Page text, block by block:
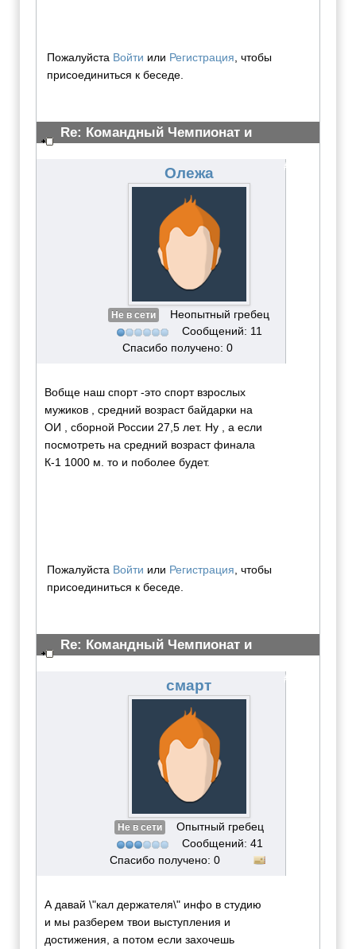
Пожалуйста Войти или Регистрация, чтобы
присоединиться к беседе.
Re: Командный Чемпионат и
#3074
Олежа
Не в сети
Неопытный гребец
Сообщений: 11
Спасибо получено: 0
Вобще наш спорт -это спорт взрослых
мужиков , средний возраст байдарки на
ОИ , сборной России 27,5 лет. Ну , а если
посмотреть на средний возраст финала
К-1 1000 м. то и поболее будет.
Пожалуйста Войти или Регистрация, чтобы
присоединиться к беседе.
Re: Командный Чемпионат и
#3075
смарт
Не в сети
Опытный гребец
Сообщений: 41
Спасибо получено: 0
А давай \"кал держателя\" инфо в студию
и мы разберем твои выступления и
достижения, а потом если захочешь